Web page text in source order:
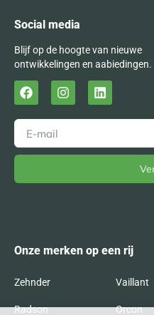
Social media
Blijf op de hoogte van nieuwe
ontwikkelingen en aabiedingen.
Onze merken op een rij
Zehnder Vaillant
Radson Orcon